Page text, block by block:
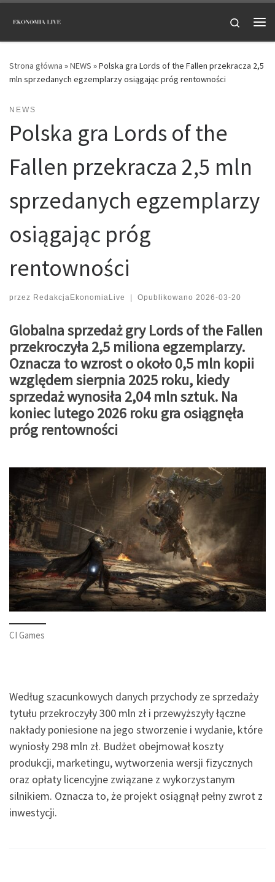
Przejdź do treści
Search
Strona główna »NEWS »Polska gra Lords of the Fallen przekracza 2,5
mln sprzedanych egzemplarzy osiągając próg rentowności
NEWS
Polska gra Lords of the
Fallen przekracza 2,5 mln
sprzedanych egzemplarzy
osiągając próg
rentowności
przez RedakcjaEkonomiaLive | Opublikowano 2026-03-20
Globalna sprzedaż gry Lords of the Fallen
przekroczyła 2,5 miliona egzemplarzy.
Oznacza to wzrost o około 0,5 mln kopii
względem sierpnia 2025 roku, kiedy
sprzedaż wynosiła 2,04 mln sztuk. Na
koniec lutego 2026 roku gra osiągnęła
próg rentowności
CI Games
Według szacunkowych danych przychody ze sprzedaży
tytułu przekroczyły 300 mln zł i przewyższyły łączne
nakłady poniesione na jego stworzenie i wydanie, które
wyniosły 298 mln zł. Budżet obejmował koszty
produkcji, marketingu, wytworzenia wersji fizycznych
oraz opłaty licencyjne związane z wykorzystanym
silnikiem. Oznacza to, że projekt osiągnął pełny zwrot z
inwestycji.